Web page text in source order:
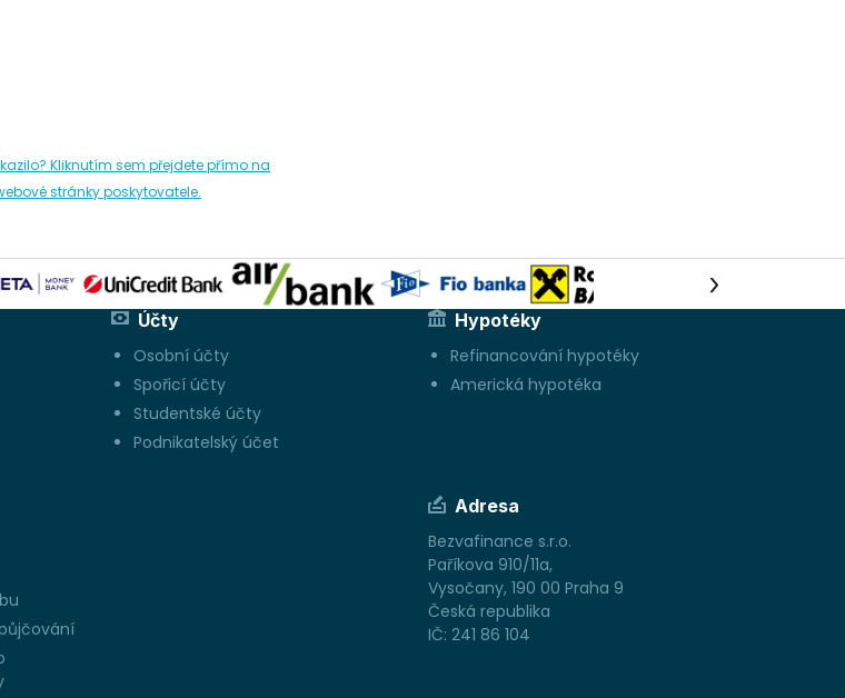
Kliknutím sem přejdete přímo na
stránky poskytovatele.
Účty
Osobní účty
Spořicí účty
Studentské účty
Podnikatelský účet
Hypotéky
Refinancování hypotéky
Americká hypotéka
Adresa
Bezvafinance s.r.o.
Paříkova 910/11a,
Vysočany, 190 00 Praha 9
Česká republika
IČ: 241 86 104